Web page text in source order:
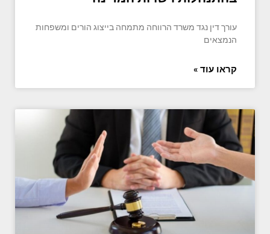
עורך דין נגד משרד הרווחה מתמחה בייצוג הורים ומשפחות
הנמצאים
קראו עוד »